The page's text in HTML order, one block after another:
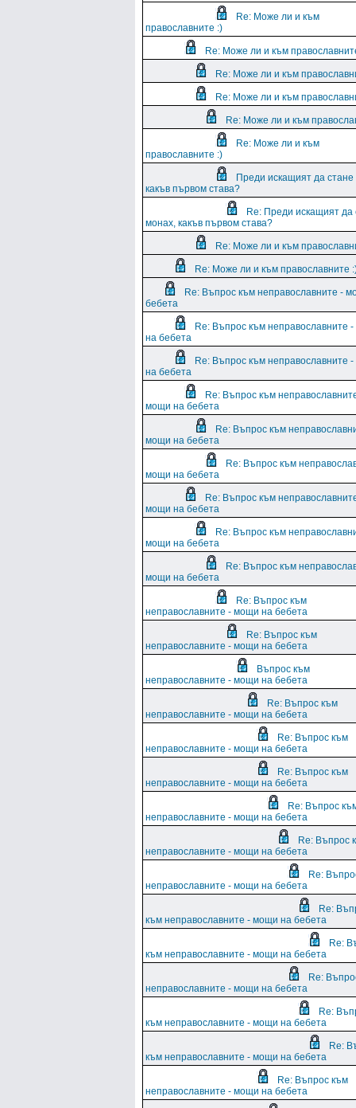
Re: Може ли и към
православните :)
Re: Може ли и към
Re: Може ли и към
Re: Може ли и към
Re: Може ли и към
Re: Може ли и към
православните :)
Преди искащият да
какъв първом става?
Re: Преди искащият да
монах, какъв първом става?
Re: Може ли и към
Re: Може ли и към православните
Re: Въпрос към неправославните -
бебета
Re: Въпрос към неправославните
на бебета
Re: Въпрос към неправославните
на бебета
Re: Въпрос към
мощи на бебета
Re: Въпрос към
мощи на бебета
Re: Въпрос към
мощи на бебета
Re: Въпрос към
мощи на бебета
Re: Въпрос към
мощи на бебета
Re: Въпрос към
мощи на бебета
Re: Въпрос към
неправославните - мощи на бебета
Re: Въпрос към
неправославните - мощи на бебета
Въпрос към
неправославните - мощи на бебета
Re: Въпрос към
неправославните - мощи на бебета
Re: Въпрос към
неправославните - мощи на бебета
Re: Въпрос към
неправославните - мощи на бебета
Re: Въпрос
неправославните - мощи на бебета
Re: Въпрос
неправославните - мощи на бебета
Re:
неправославните - мощи на бебета
Re:
към неправославните - мощи на бебета
Re:
към неправославните - мощи на бебета
Re:
неправославните - мощи на бебета
Re:
към неправославните - мощи на бебета
Re:
към неправославните - мощи на бебета
Re: Въпрос към
неправославните - мощи на бебета